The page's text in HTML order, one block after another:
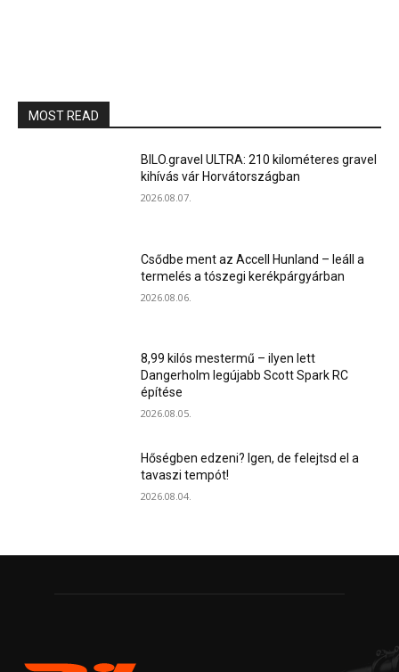
MOST READ
BILO.gravel ULTRA: 210 kilométeres gravel
kihívás vár Horvátországban
2026.08.07.
Csődbe ment az Accell Hunland – leáll a
termelés a tószegi kerékpárgyárban
2026.08.06.
8,99 kilós mestermű – ilyen lett
Dangerholm legújabb Scott Spark RC
építése
2026.08.05.
Hőségben edzeni? Igen, de felejtsd el a
tavaszi tempót!
2026.08.04.